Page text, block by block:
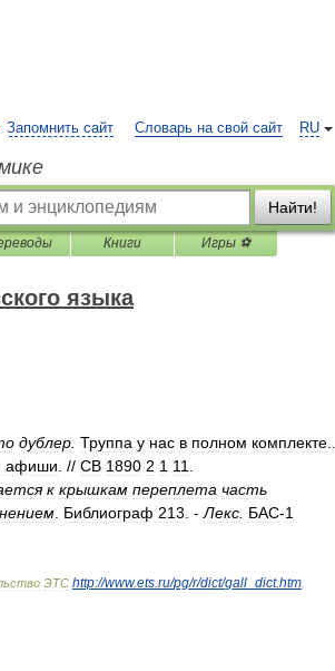
RU
Запомнить сайт Словарь на свой сайт
Найти!
Книги Игры ⚽
языка
дублер Труппа у нас в полном комплекте
афиши . // СВ 1890 2 1 11
к крышкам переплета часть
Библиограф 213 . - Лекс БАС-1
ЭТС http://www.ets.ru/pg/r/dict/gall dict.htm